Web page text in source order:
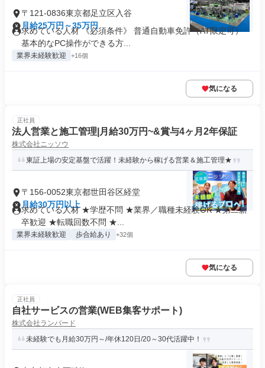
〒121-0836東京都足立区入谷
月給25万円～35万円
求めている人材 《必須条件》 普通自動車免許（AT限定可）
基本的なPC操作ができる方...
業界未経験歓迎 +16個
気になる
正社員
法人営業と施工管理|月給30万円~&賞与4ヶ⽉2年保証
株式会社ニッソウ
東証上場の安定基盤で活躍！未経験から稼げる営業＆施工管理★
〒156-0052東京都世田谷区経堂
月給30万円以上
求めている人材 ★学歴不問 ★業界／職種未経験OK ★第二新
卒歓迎 ★転職回数不問 ★...
業界未経験歓迎 歩合給あり +32個
気になる
正社員
自社サービスの営業(WEB集客サポート)
株式会社ランバード
未経験でも月給30万円～/年休120日/20～30代活躍中！